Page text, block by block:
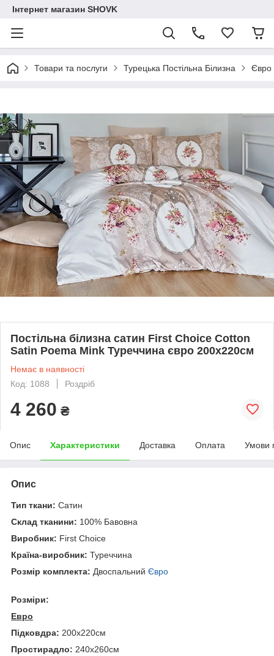
Інтернет магазин SHOVK
Товари та послуги Турецька Постільна Білизна Євро
Постільна білизна сатин First Choice Cotton
Satin Poema Mink Туреччина євро 200х220см
Немає в наявності
Код: 1088
Роздріб
4 260 ₴
Опис Характеристики Доставка Оплата Умови
Опис
Тип ткани: Сатин
Склад тканини: 100% Бавовна
Виробник: First Choice
Країна-виробник: Туреччина
Розмір комплекта: Двоспальний Євро
Розміри:
Евро
Підковдра: 200х220см
Простирадло: 240х260см